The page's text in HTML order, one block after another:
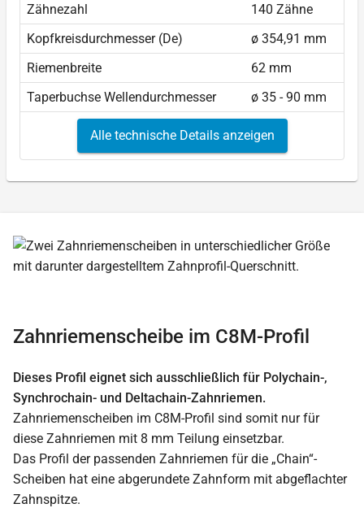
Zähnezahl
140 Zähne
Kopfkreisdurchmesser (De)
ø 354,91 mm
Riemenbreite
62 mm
Taperbuchse Wellendurchmesser
ø 35 - 90 mm
Alle technische Details anzeigen
Zahnriemenscheibe im C8M-Profil
Dieses Profil eignet sich ausschließlich für Polychain-,
Synchrochain- und Deltachain-Zahnriemen.
Zahnriemenscheiben im C8M-Profil sind somit nur für
diese Zahnriemen mit 8 mm Teilung einsetzbar.
Das Profil der passenden Zahnriemen für die „Chain“-
Scheiben hat eine abgerundete Zahnform mit abgeflachter
Zahnspitze.